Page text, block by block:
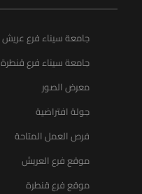
جامعة سيناء فرع عريش
جامعة سيناء فرع قنطرة
معرض الصور
جولة افتراضية
فرص العمل المتاحة
موقع فرع العريش
موقع فرع قنطرة